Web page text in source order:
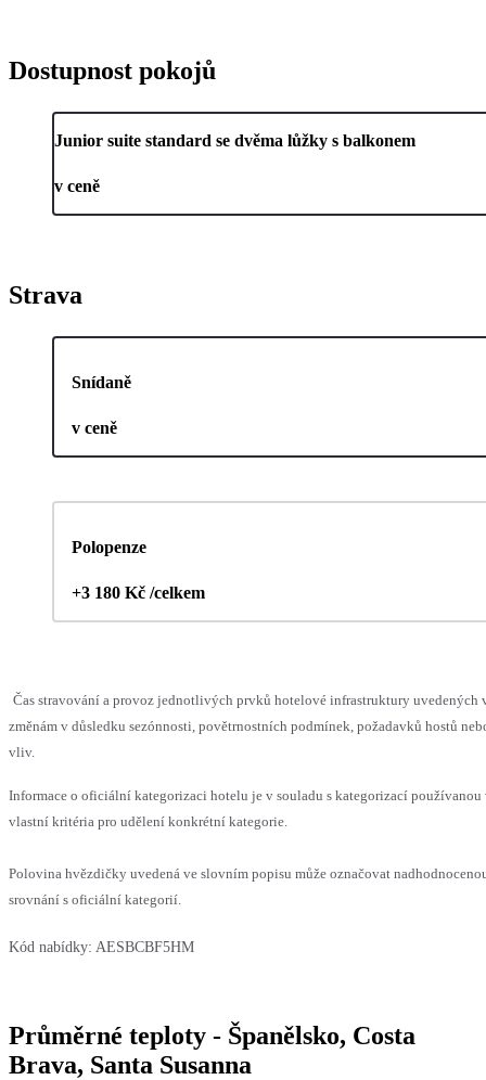
Dostupnost pokojů
Junior suite standard se dvěma lůžky s balkonem
v ceně
Strava
Snídaně
v ceně
Polopenze
+3 180 Kč /celkem
Čas stravování a provoz jednotlivých prvků hotelové infrastruktury uvedených
změnám v důsledku sezónnosti, povětrnostních podmínek, požadavků hostů
vliv.
Informace o oficiální kategorizaci hotelu je v souladu s kategorizací používanou
vlastní kritéria pro udělení konkrétní kategorie.
Polovina hvězdičky uvedená ve slovním popisu může označovat
srovnání s oficiální kategorií.
Kód nabídky: AESBCBF5HM
Průměrné teploty - Španělsko, Costa
Brava, Santa Susanna